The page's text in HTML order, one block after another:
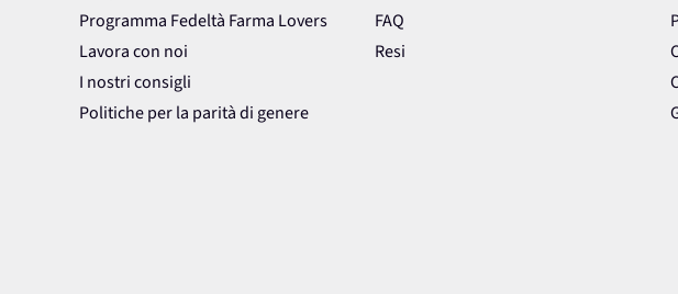
Programma Fedeltà Farma Lovers
Lavora con noi
I nostri consigli
Politiche per la parità di genere
FAQ
Resi